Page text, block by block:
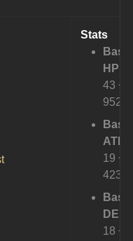
Stats
Base
HP:
43 ~
952
Base
ATK:
19 ~
423
Base
DEF:
18 ~